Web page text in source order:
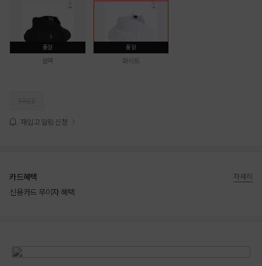
품절
블랙
품절
화이트
재입고 알림 신청
카드혜택
신용카드 무이자 혜택
자세히